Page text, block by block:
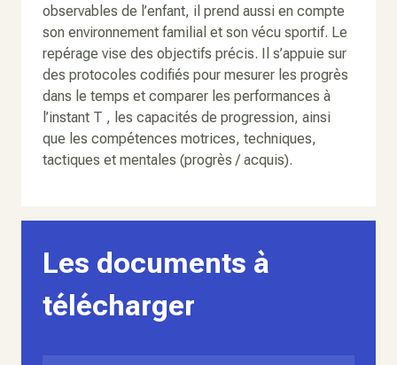
observables de l’enfant, il prend aussi en compte
son environnement familial et son vécu sportif. Le
repérage vise des objectifs précis. Il s’appuie sur
des protocoles codifiés pour mesurer les progrès
dans le temps et comparer les performances à
l’instant T , les capacités de progression, ainsi
que les compétences motrices, techniques,
tactiques et mentales (progrès / acquis).
Les documents à
télécharger